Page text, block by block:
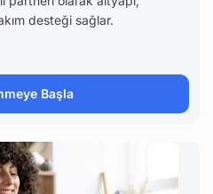
desteği sağlar.
Başla